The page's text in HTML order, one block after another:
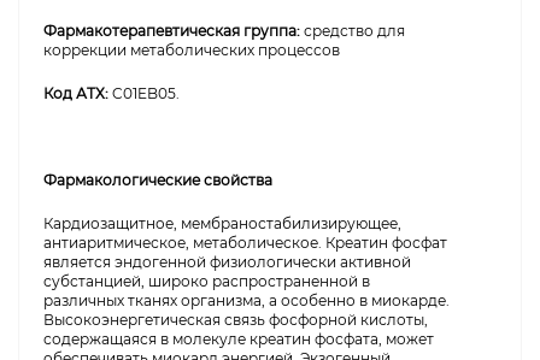
Фармакотерапевтическая группа: средство для
коррекции метаболических процессов
Код АТХ: C01EB05.
Фармакологические свойства
Кардиозащитное, мембраностабилизирующее,
антиаритмическое, метаболическое. Креатин фосфат
является эндогенной физиологически активной
субстанцией, широко распространенной в
различных тканях организма, а особенно в миокарде.
Высокоэнергетическая связь фосфорной кислоты,
содержащаяся в молекуле креатин фосфата, может